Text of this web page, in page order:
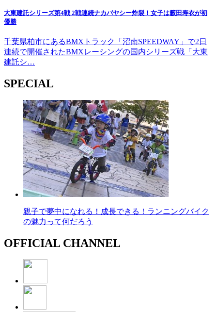
大東建託シリーズ第4戦 2戦連続ナカバヤシー炸裂！女子は籔田寿衣が初
優勝
千葉県柏市にあるBMXトラック「沼南SPEEDWAY」で2日
連続で開催されたBMXレーシングの国内シリーズ戦「大東
建託シ…
SPECIAL
親子で夢中になれる！成長できる！ランニングバイク
の魅力って何だろう
OFFICIAL CHANNEL